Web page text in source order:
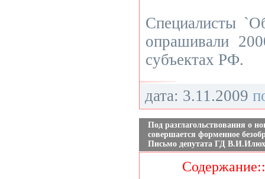
Специалисты
опрашивали
субъектах РФ.
дата: 3.11.2009
Под разглагольствования о
совершается форменное
Письмо депутата ГД